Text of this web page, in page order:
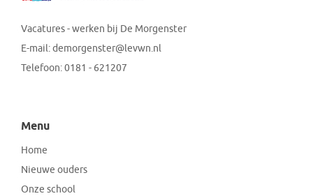
Vacatures - werken bij De Morgenster
E-mail:demorgenster@levwn.nl
Telefoon:0181 - 621207
Menu
Home
Nieuwe ouders
Onze school